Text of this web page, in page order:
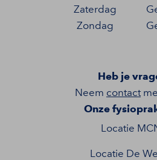
Zaterdag
Zondag
Heb je
Neem contact
Onze
Locatie
Locatie De